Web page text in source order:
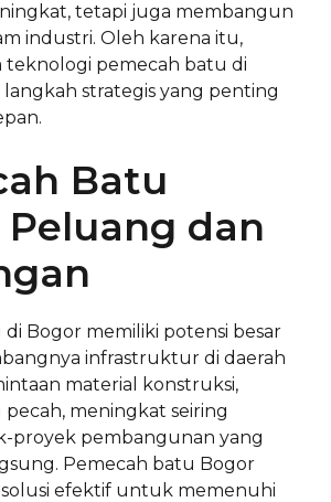
tetapi juga membangun
industri. Oleh karena itu,
teknologi pemecah batu di
strategis yang penting
Batu
Peluang dan
Bogor memiliki potensi besar
infrastruktur di daerah
material konstruksi,
meningkat seiring
proyek pembangunan yang
Pemecah batu Bogor
efektif untuk memenuhi